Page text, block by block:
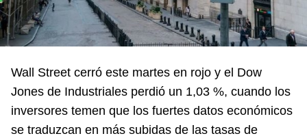
Wall Street cerró este martes en rojo y el Dow
Jones de Industriales perdió un 1,03 %, cuando los
inversores temen que los fuertes datos económicos
se traduzcan en más subidas de las tasas de